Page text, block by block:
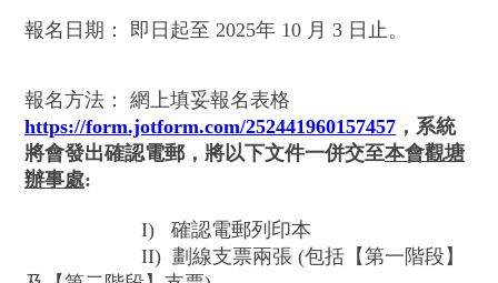
報名日期： 即日起至 2025年 10 月 3 日止。
報名方法： 網上填妥報名表格
https://form.jotform.com/252441960157457 ，系統
將會發出確認電郵，將以下文件一併交至本會觀塘
辦事處:
I) 確認電郵列印本
II) 劃線支票兩張 (包括【第一階段】